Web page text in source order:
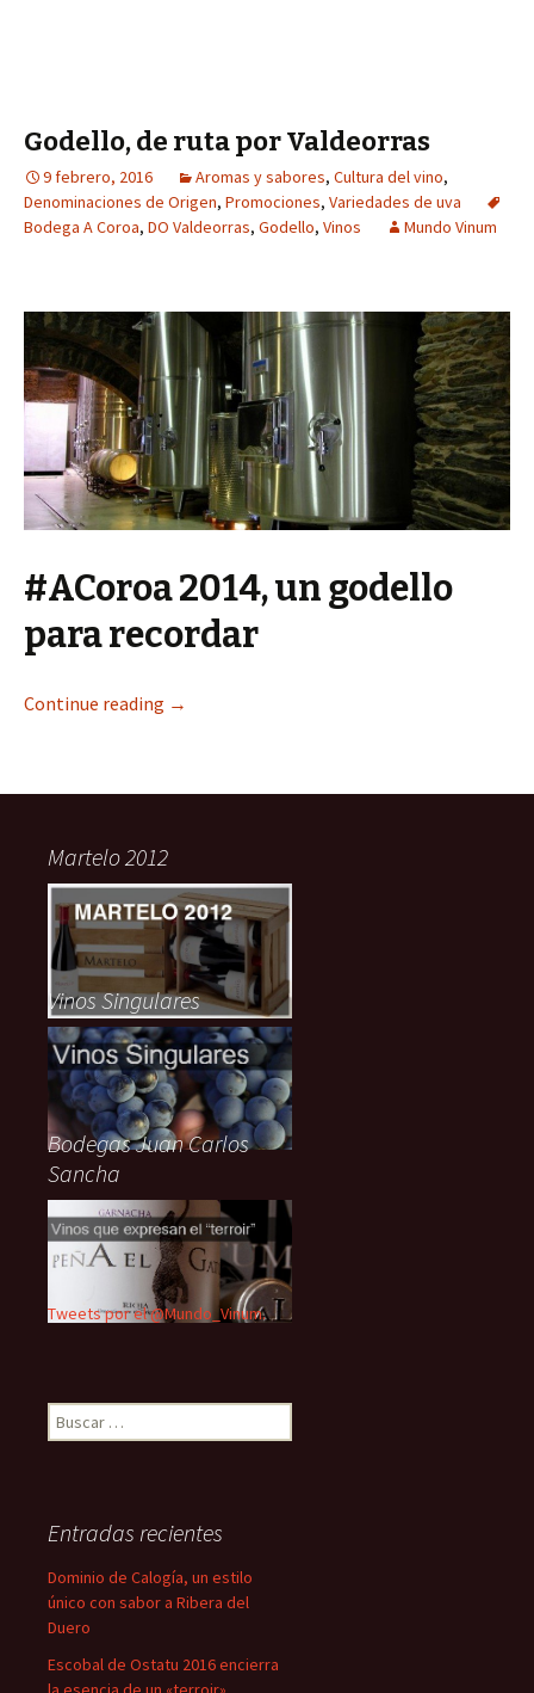
Godello, de ruta por Valdeorras
9 febrero, 2016 Aromas y sabores, Cultura del vino,
Denominaciones de Origen, Promociones, Variedades de uva
Bodega A Coroa, DO Valdeorras, Godello, Vinos Mundo Vinum
#ACoroa 2014, un godello
para recordar
Continue reading →
Martelo 2012
Vinos Singulares
Bodegas Juan Carlos
Sancha
Tweets por el @Mundo_Vinum.
Buscar:
Entradas recientes
Dominio de Calogía, un estilo
único con sabor a Ribera del
Duero
Escobal de Ostatu 2016 encierra